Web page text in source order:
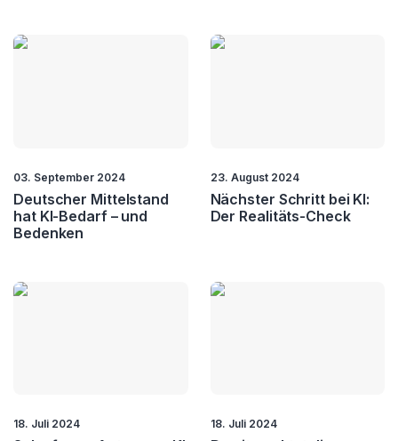
03. September 2024
Deutscher Mittelstand
hat KI-Bedarf – und
Bedenken
23. August 2024
Nächster Schritt bei KI:
Der Realitäts-Check
18. Juli 2024 18. Juli 2024